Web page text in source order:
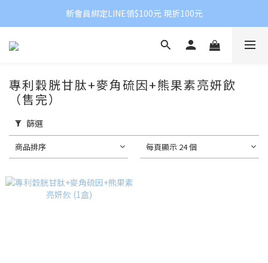
新會員綁定LINE領$100元 現折100元
專利穀胱甘肽+麥角硫因+熊果素亮妍飲
（售完）
篩選
商品排序 每頁顯示 24 個